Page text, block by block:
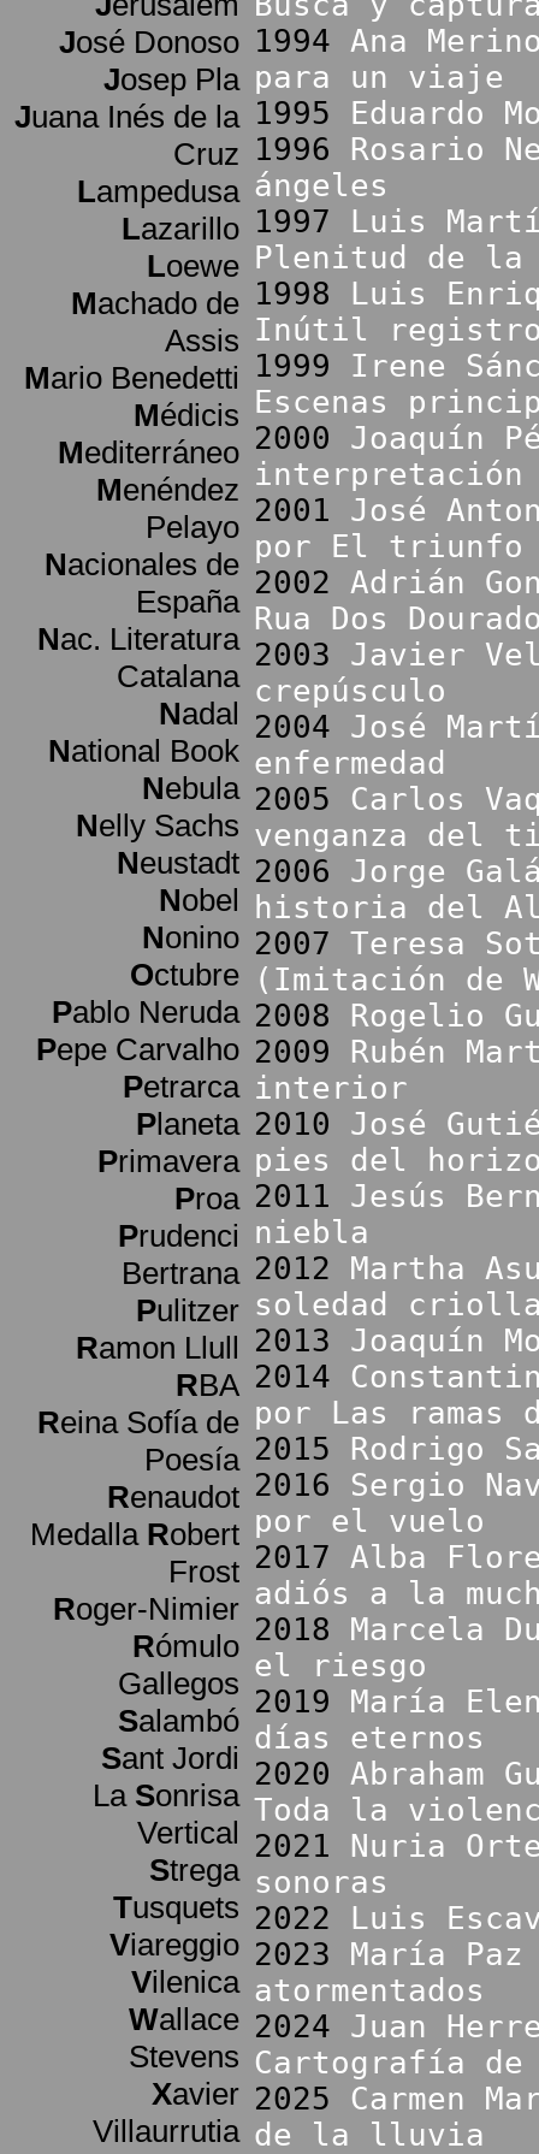
José Donoso
Josep Pla
Juana Inés de la
Cruz
Lampedusa
Lazarillo
Loewe
Machado de
Assis
Mario Benedetti
Médicis
Mediterráneo
Menéndez
Pelayo
Nacionales de
España
Nac. Literatura
Catalana
Nadal
National Book
Nebula
Nelly Sachs
Neustadt
Nobel
Nonino
Octubre
Pablo Neruda
Pepe Carvalho
Petrarca
Planeta
Primavera
Proa
Prudenci
Bertrana
Pulitzer
Ramon Llull
RBA
Reina Sofía de
Poesía
Renaudot
Medalla Robert
Frost
Roger-Nimier
Rómulo
Gallegos
Salambó
Sant Jordi
La Sonrisa
Vertical
Strega
Tusquets
Viareggio
Vilenica
Wallace
Stevens
Xavier
Villaurrutia
1994 Ana
para un viaje
1995 Eduardo
1996 Rosario
ángeles
1997 Luis
Plenitud de la
1998 Luis
Inútil
1999 Irene
Escenas
2000 Joaquín
interpretación
2001 José
por El triunfo
2002 Adrián
Rua Dos
2003 Javier
crepúsculo
2004 José
enfermedad
2005 Carlos
venganza del
2006 Jorge
historia del
2007 Teresa
(Imitación de
2008 Rogelio
2009 Rubén
interior
2010 José
pies del
2011 Jesús
niebla
2012 Martha
soledad
2013 Joaquín
2014
por Las ramas
2015 Rodrigo
2016 Sergio
por el vuelo
2017 Alba
adiós a la
2018 Marcela
el riesgo
2019 María
días eternos
2020 Abraham
Toda la
2021 Nuria
sonoras
2022 Luis
2023 María
atormentados
2024 Juan
Cartografía de
2025 Carmen
de la lluvia